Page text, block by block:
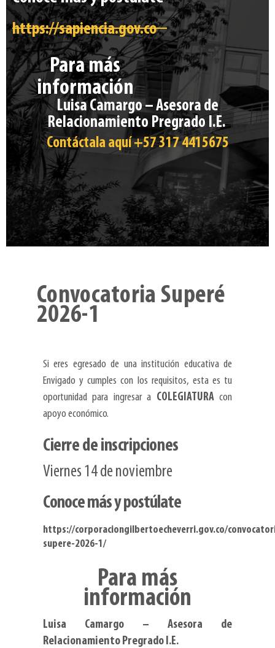
https://sapiencia.gov.co
Para más
información
Luisa Camargo– Asesora de
Relacionamiento Pregrado I.E.
Contáctala aquí+57 317 4415675
Convocatoria Superé
2026-1
Si eres egresado de una institución educativa de
Envigado y cumples con los requisitos, esta es tu
oportunidad para ingresar a COLEGIATURAcon
apoyo económico.
Cierre de inscripciones
Viernes 14 de noviembre
Conoce más y postúlate
https://corporaciongilbertoecheverri.gov.co/
supere-2026-1/
Para más
información
Luisa Camargo
– Asesora de
Relacionamiento Pregrado I.E.